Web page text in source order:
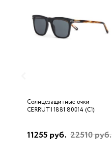
Солнцезащитные очки
CERRUTI 1881 80014 (C1)
11255 руб. 22510 руб.